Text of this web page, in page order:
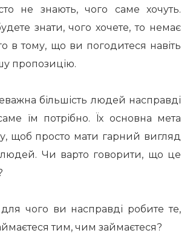
не знають, чого саме хочуть.
знати, чого хочете, то немає
в тому, що ви погодитеся навіть
пропозицію.
більшість людей насправді
їм потрібно. Їх основна мета
щоб просто мати гарний вигляд
Чи варто говорити, що це
чого ви насправді робите те,
тим, чим займаєтеся?